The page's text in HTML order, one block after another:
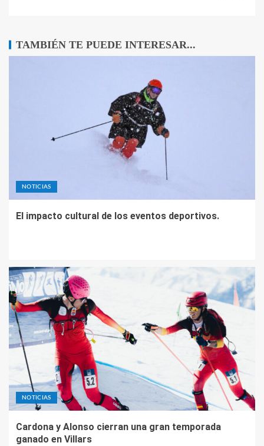
TAMBIÉN TE PUEDE INTERESAR...
NOTICIAS
El impacto cultural de los eventos deportivos.
NOTICIAS
Cardona y Alonso cierran una gran temporada
ganado en Villars